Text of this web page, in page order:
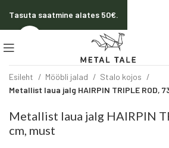
Click to enlarge
Esileht Mööbli jalad
Stalo kojos
Metallist laua jalg HAIRPIN TRIPLE ROD,
Metallist laua jalg HAIRPIN
cm, must
Tasuta saatmine alates 50€.